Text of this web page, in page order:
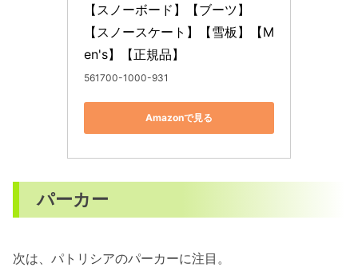
【スノーボード】【ブーツ】
【スノースケート】【雪板】【M
en's】【正規品】
561700-1000-931
Amazonで見る
パーカー
次は、パトリシアのパーカーに注目。